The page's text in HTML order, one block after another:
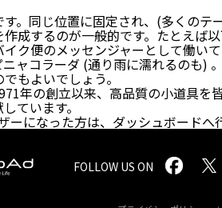
。同じ位置に固定され、(多くの
成するのが一般的です。たとえば以
ク便のメッセンジャーとして働い
ャコラーダ (通り雨に濡れるのも) 。
もよいでしょう。
年の創立以来、高品質の小道具
ています。
ーになった方は、 ダッシュボードへ
FOLLOW US ON